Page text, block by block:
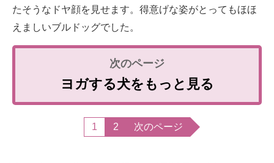
たそうなドヤ顔を見せます。得意げな姿がとってもほほ
えましいブルドッグでした。
ヨガする犬をもっと見る
1 2 次のページ